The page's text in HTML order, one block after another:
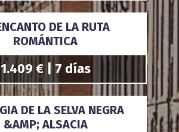
DE LA RUTA
ROMÁNTICA
1.409 € | 7 días
DE LA SELVA NEGRA
&AMP; ALSACIA